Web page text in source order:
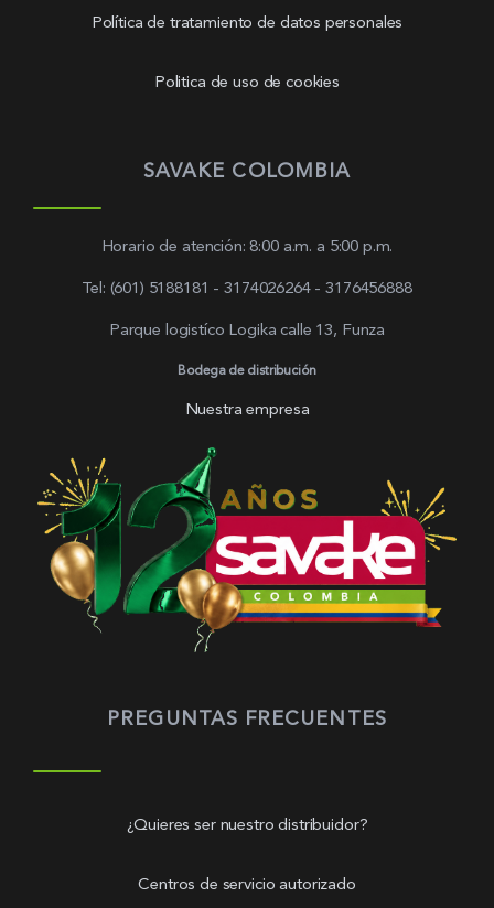
Política de tratamiento de datos personales
Politica de uso de cookies
SAVAKE COLOMBIA
Horario de atención: 8:00 a.m. a 5:00 p.m.
Tel: (601) 5188181 - 3174026264 - 3176456888
Parque logistíco Logika calle 13, Funza
Bodega de distribución
Nuestra empresa
PREGUNTAS FRECUENTES
¿Quieres ser nuestro distribuidor?
Centros de servicio autorizado